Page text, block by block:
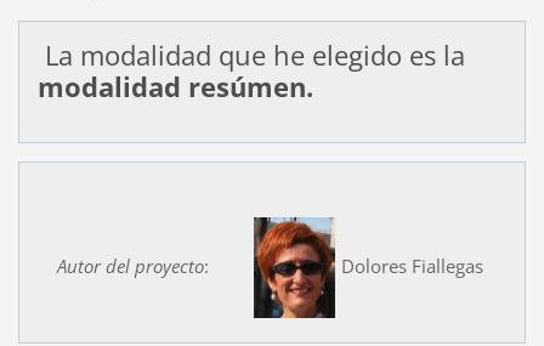
La modalidad que he elegido es la
modalidad resúmen.
Autor del proyecto: Dolores Fiallegas